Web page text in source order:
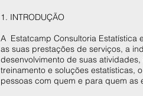
1. INTRODUÇÃO
A Estatcamp Consultoria Estatística
as suas prestações de serviços, a
desenvolvimento de suas
treinamento e soluções estatísticas,
pessoas com quem e para quem as